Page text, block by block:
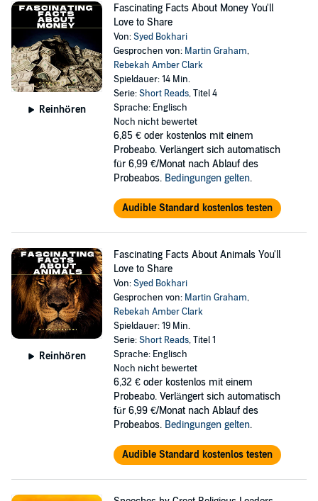
Reinhören
Fascinating Facts About Money You'll
Love to Share
Von:Syed Bokhari
Gesprochen von: Martin Graham,
Rebekah Amber Clark
Spieldauer: 14 Min.
Serie:Short Reads, Titel 4
Sprache: Englisch
Noch nicht bewertet
6,85 € oder kostenlos mit einem
Probeabo. Verlängert sich automatisch
für 6,99 €/Monat nach Ablauf des
Probeabos. Bedingungen gelten.
Audible Standard kostenlos testen
Reinhören
Fascinating Facts About Animals You'll
Love to Share
Von:Syed Bokhari
Gesprochen von: Martin Graham,
Rebekah Amber Clark
Spieldauer: 19 Min.
Serie:Short Reads, Titel 1
Sprache: Englisch
Noch nicht bewertet
6,32 € oder kostenlos mit einem
Probeabo. Verlängert sich automatisch
für 6,99 €/Monat nach Ablauf des
Probeabos. Bedingungen gelten.
Audible Standard kostenlos testen